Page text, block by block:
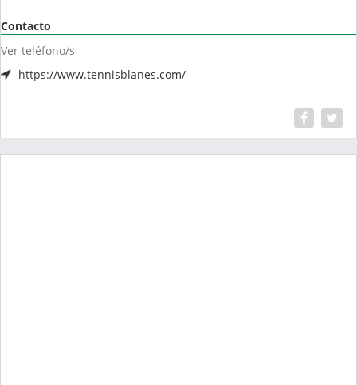
Contacto
Ver teléfono/s
https://www.tennisblanes.com/